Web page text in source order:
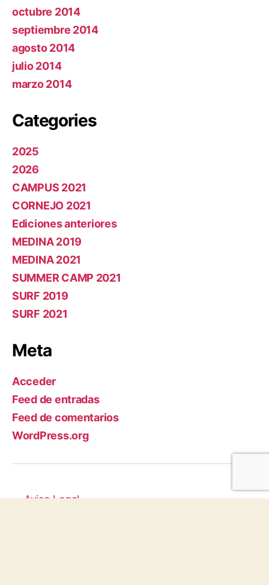
octubre 2014
septiembre 2014
agosto 2014
julio 2014
marzo 2014
Categories
2025
2026
CAMPUS 2021
CORNEJO 2021
Ediciones anteriores
MEDINA 2019
MEDINA 2021
SUMMER CAMP 2021
SURF 2019
SURF 2021
Meta
Acceder
Feed de entradas
Feed de comentarios
WordPress.org
Aviso Legal